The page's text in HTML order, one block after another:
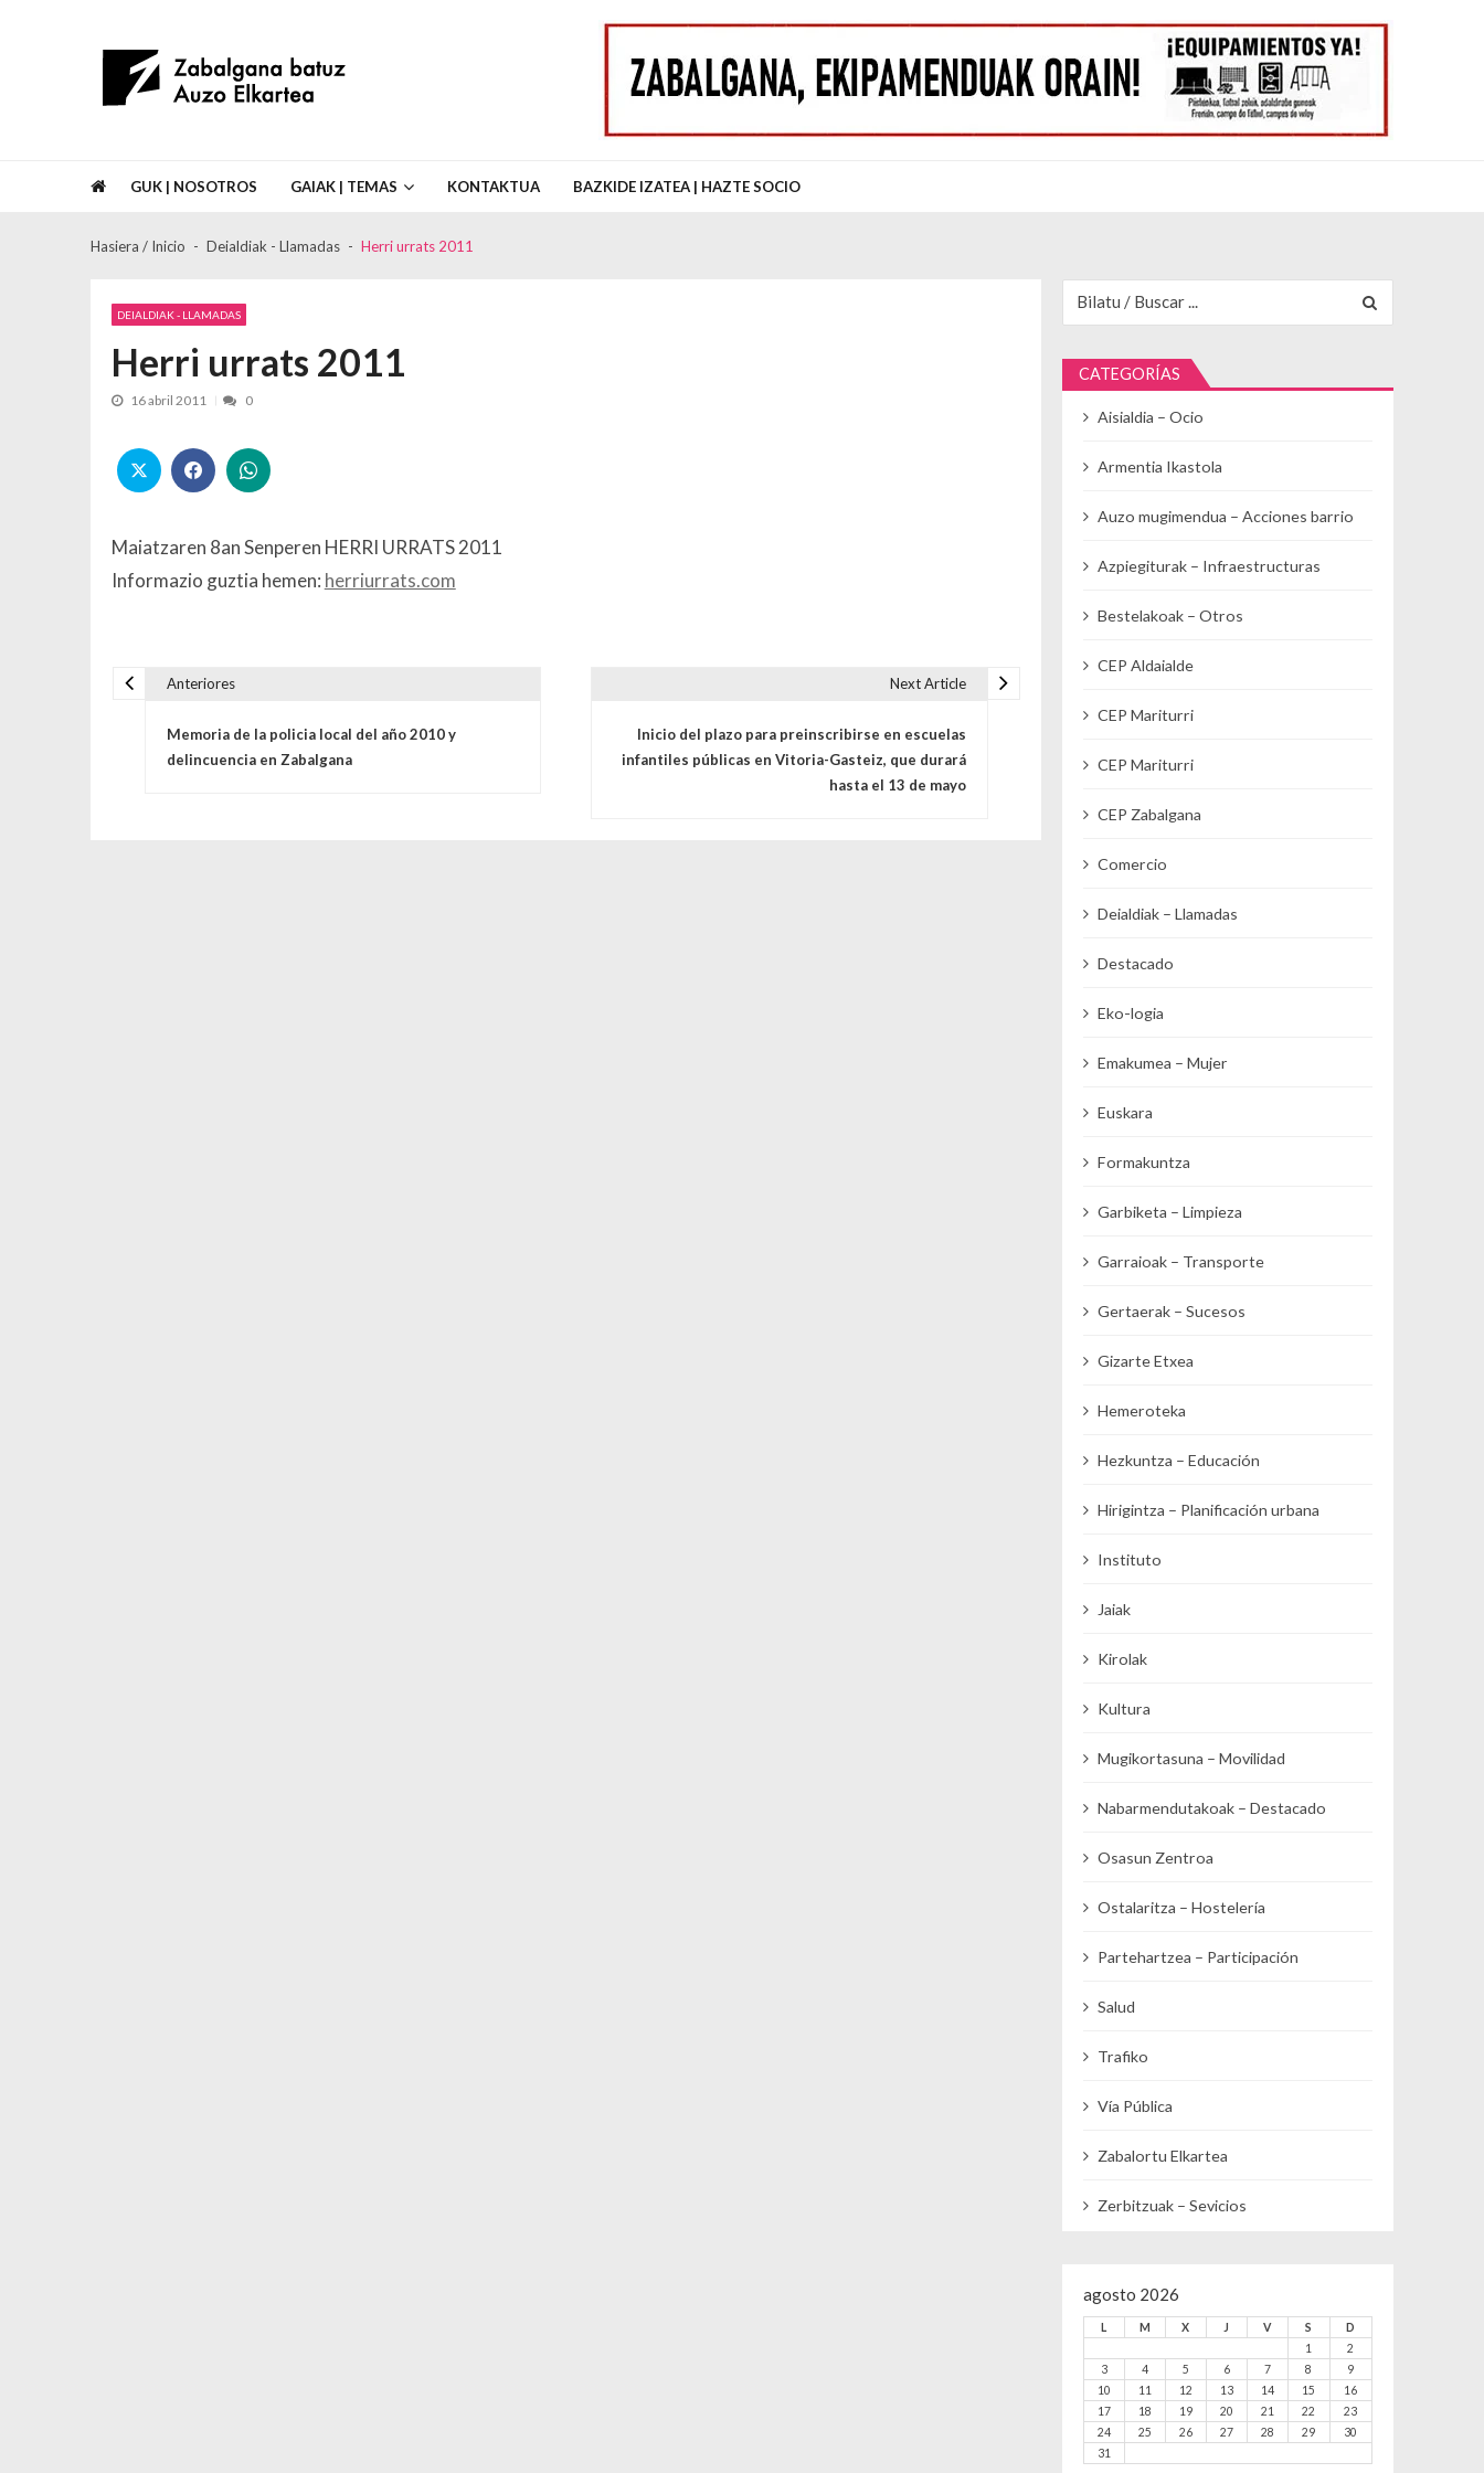
Asociación de Vecinos Zabalgana Batuz Auzo Elkartea
GUK | NOSOTROS GAIAK | TEMAS KONTAKTUA BAZKIDE IZATEA | HAZTE SOCIO
Hasiera / Inicio Deialdiak - Llamadas Herri urrats 2011
DEIALDIAK - LLAMADAS
Herri urrats 2011
16 abril 2011 0
Maiatzaren 8an Senperen HERRI URRATS 2011
Informazio guztia hemen: herriurrats.com
Anteriores
Memoria de la policia local del año 2010 y
delincuencia en Zabalgana
Next Article
Inicio del plazo para preinscribirse en escuelas
infantiles públicas en Vitoria-Gasteiz, que durará
hasta el 13 de mayo
CATEGORÍAS
Aisialdia – Ocio
Armentia Ikastola
Auzo mugimendua – Acciones barrio
Azpiegiturak – Infraestructuras
Bestelakoak – Otros
CEP Aldaialde
CEP Mariturri
CEP Mariturri
CEP Zabalgana
Comercio
Deialdiak – Llamadas
Destacado
Eko-logia
Emakumea – Mujer
Euskara
Formakuntza
Garbiketa – Limpieza
Garraioak – Transporte
Gertaerak – Sucesos
Gizarte Etxea
Hemeroteka
Hezkuntza – Educación
Hirigintza – Planificación urbana
Instituto
Jaiak
Kirolak
Kultura
Mugikortasuna – Movilidad
Nabarmendutakoak – Destacado
Osasun Zentroa
Ostalaritza – Hostelería
Partehartzea – Participación
Salud
Trafiko
Vía Pública
Zabalortu Elkartea
Zerbitzuak – Sevicios
agosto 2026
L M X J V S
D
1
2
3
4 5 6 7 8
9
10
11 12 13 14 15
16
17
18 19 20 21 22
23
24
25 26 27 28 29
30
31